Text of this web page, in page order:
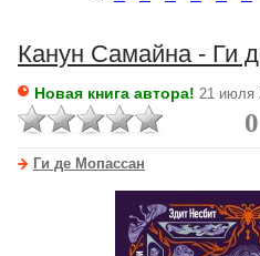
Канун Самайна - Ги
Новая книга автора! 21 июля
0
Ги де Мопассан